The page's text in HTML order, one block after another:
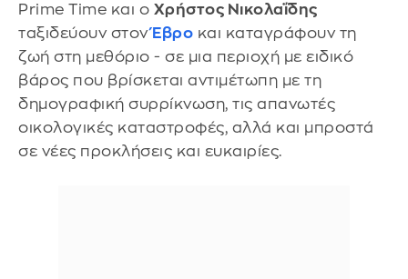
Prime Time και ο Χρήστος Νικολαΐδης
ταξιδεύουν στονΈβρο και καταγράφουν τη
ζωή στη μεθόριο - σε μια περιοχή με ειδικό
βάρος που βρίσκεται αντιμέτωπη με τη
δημογραφική συρρίκνωση, τις απανωτές
οικολογικές καταστροφές, αλλά και μπροστά
σε νέες προκλήσεις και ευκαιρίες.